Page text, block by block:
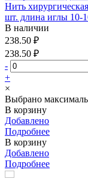
Нить
шт. длина иглы 10-
В наличии
238.50 ₽
238.50 ₽
-
+
×
Выбрано
В корзину
Добавлено
Подробнее
В корзину
Добавлено
Подробнее